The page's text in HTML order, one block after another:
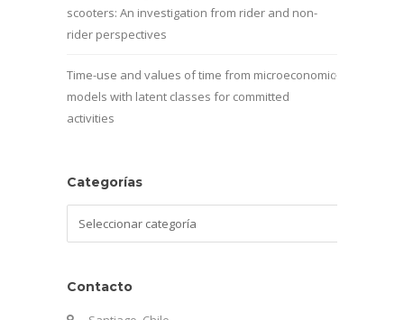
scooters: An investigation from rider and non-
rider perspectives
Time-use and values of time from microeconomic
models with latent classes for committed
activities
Categorías
Contacto